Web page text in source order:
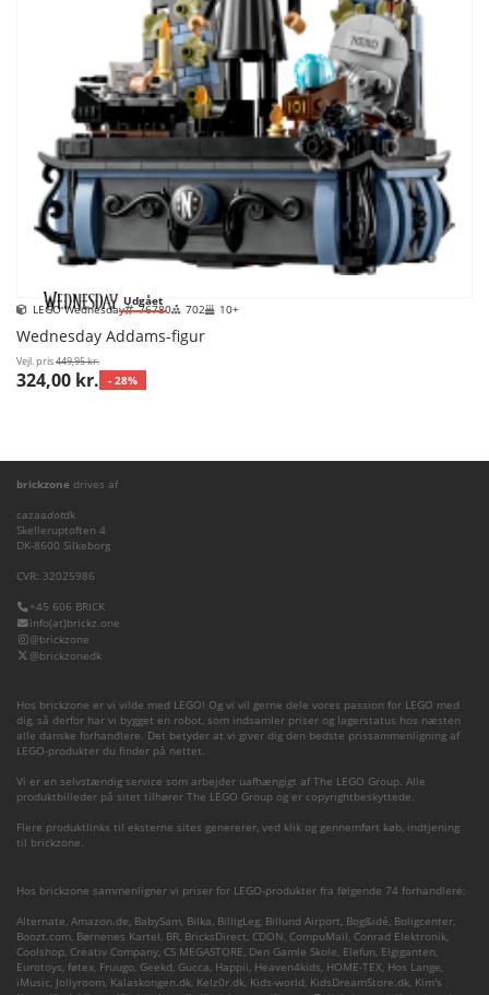
Udgået
LEGO Wednesday 76780 702 10+
Wednesday Addams-figur
Vejl. pris449,95 kr.
324,00 kr. - 28%
brickzone drives af
cazaadotdk
Skelleruptoften 4
DK-8600 Silkeborg
CVR: 32025986
+45 606 BRICK
info(at)brickz.one
@brickzone
@brickzonedk
Hos brickzone er vi vilde med LEGO! Og vi vil gerne dele vores passion for LEGO med
dig, så derfor har vi bygget en robot, som indsamler priser og lagerstatus hos næsten
alle danske forhandlere. Det betyder at vi giver dig den bedste prissammenligning af
LEGO-produkter du finder på nettet.
Vi er en selvstændig service som arbejder uafhængigt af The LEGO Group. Alle
produktbilleder på sitet tilhører The LEGO Group og er copyrightbeskyttede.
Flere produktlinks til eksterne sites genererer, ved klik og gennemført køb, indtjening
til brickzone.
Hos brickzone sammenligner vi priser for LEGO-produkter fra følgende 74 forhandlere:
Alternate, Amazon.de, BabySam, Bilka, BilligLeg, Billund Airport, Bog&idé, Boligcenter,
Boozt.com, Børnenes Kartel, BR, BricksDirect, CDON, CompuMail, Conrad Elektronik,
Coolshop, Creativ Company, CS MEGASTORE, Den Gamle Skole, Elefun, Elgiganten,
Eurotoys, føtex, Fruugo, Geekd, Gucca, Happii, Heaven4kids, HOME-TEX, Hos Lange,
iMusic, Jollyroom, Kalaskongen.dk, Kelz0r.dk, Kids-world, KidsDreamStore.dk, Kim's